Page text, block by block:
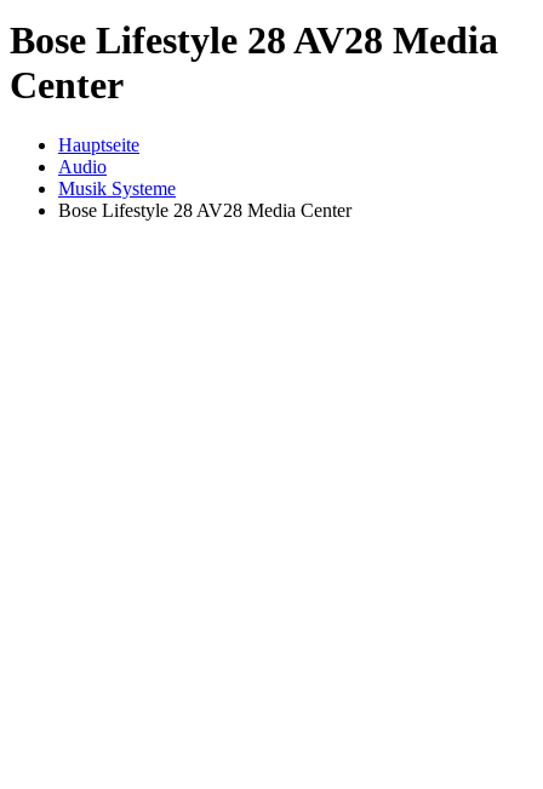
Bose Lifestyle 28 AV28 Media
Center
Hauptseite
Audio
Musik Systeme
Bose Lifestyle 28 AV28 Media Center